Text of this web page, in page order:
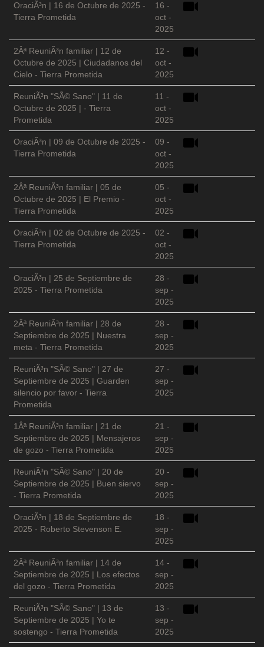
OraciÃ³n | 16 de Octubre de 2025 -
Tierra Prometida
16 -
oct -
2025
2Âª ReuniÃ³n familiar | 12 de
Octubre de 2025 | Ciudadanos del
Cielo - Tierra Prometida
12 -
oct -
2025
ReuniÃ³n "SÃ© Sano" | 11 de
Octubre de 2025 | - Tierra
Prometida
11 -
oct -
2025
OraciÃ³n | 09 de Octubre de 2025 -
Tierra Prometida
09 -
oct -
2025
2Âª ReuniÃ³n familiar | 05 de
Octubre de 2025 | El Premio -
Tierra Prometida
05 -
oct -
2025
OraciÃ³n | 02 de Octubre de 2025 -
Tierra Prometida
02 -
oct -
2025
OraciÃ³n | 25 de Septiembre de
2025 - Tierra Prometida
28 -
sep -
2025
2Âª ReuniÃ³n familiar | 28 de
Septiembre de 2025 | Nuestra
meta - Tierra Prometida
28 -
sep -
2025
ReuniÃ³n "SÃ© Sano" | 27 de
Septiembre de 2025 | Guarden
silencio por favor - Tierra
Prometida
27 -
sep -
2025
1Âª ReuniÃ³n familiar | 21 de
Septiembre de 2025 | Mensajeros
de gozo - Tierra Prometida
21 -
sep -
2025
ReuniÃ³n "SÃ© Sano" | 20 de
Septiembre de 2025 | Buen siervo
- Tierra Prometida
20 -
sep -
2025
OraciÃ³n | 18 de Septiembre de
2025 - Roberto Stevenson E.
18 -
sep -
2025
2Âª ReuniÃ³n familiar | 14 de
Septiembre de 2025 | Los efectos
del gozo - Tierra Prometida
14 -
sep -
2025
ReuniÃ³n "SÃ© Sano" | 13 de
Septiembre de 2025 | Yo te
sostengo - Tierra Prometida
13 -
sep -
2025